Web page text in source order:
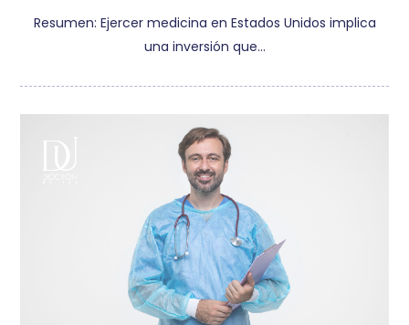
Resumen: Ejercer medicina en Estados Unidos implica
una inversión que…